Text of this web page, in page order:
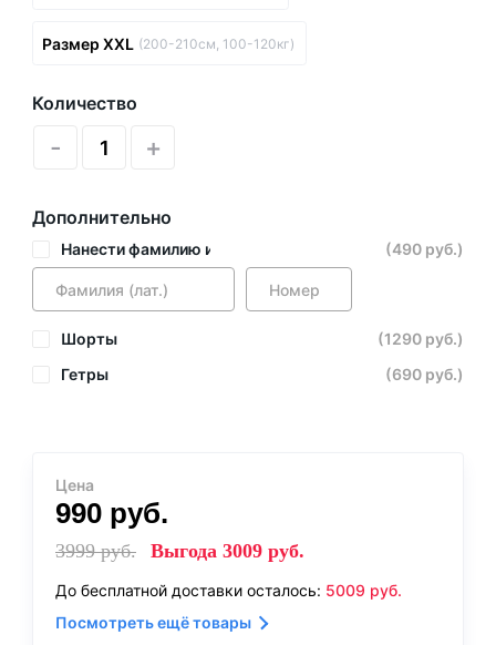
Размер XXL (200-210см, 100-120кг)
Количество
- +
Дополнительно
Нанести фамилию и номер (490 руб.)
Шорты
(1290 руб.)
Гетры
(690 руб.)
Цена
990 руб.
3999руб. Выгода 3009 руб.
До бесплатной доставки осталось: 5009 руб.
Посмотреть ещё товары